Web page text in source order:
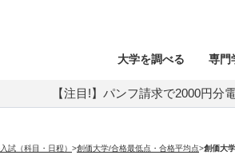
大学を調べる 専門
【注目!】パンフ請求で2000円分
試（科目・日程） >創価大学/合格最低点・合格平均点>創価大学